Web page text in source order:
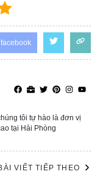
facebook
tôi tự hào là đơn vị
tại Hải Phòng
VIẾT TIẾP THEO